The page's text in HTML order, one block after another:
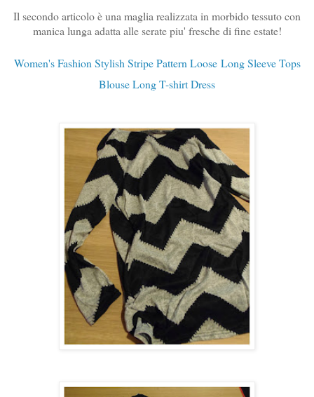
Il secondo articolo è una maglia realizzata in morbido tessuto con
manica lunga adatta alle serate piu' fresche di fine estate!
Women's Fashion Stylish Stripe Pattern Loose Long Sleeve Tops
Blouse Long T-shirt Dress